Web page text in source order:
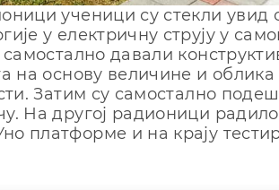
ученици су стекли увид
у електричну струју у
давали
на основу величине и
Затим су самостално
На другој радионици
платформе и на крају